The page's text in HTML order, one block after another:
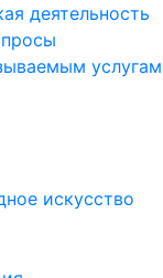
деятельность
услугам
искусство